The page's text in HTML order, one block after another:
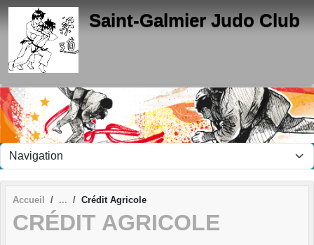
Saint-Galmier Judo Club
Accueil Crédit Agricole
CRÉDIT AGRICOLE
Panneau de gestion des cookies